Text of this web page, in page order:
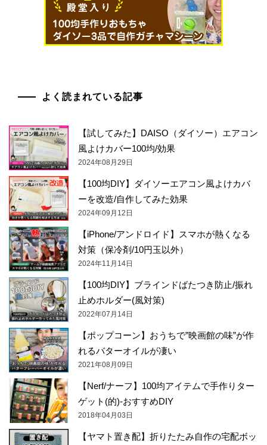
よく読まれている記事
【試してみた】DAISO（ダイソー）エアコン
風よけカバー100均/効果
2024年08月29日
【100均DIY】ダイソーエアコン風よけカバ
ーを改造/自作してみた効果
2024年09月12日
【iPhone/アンドロイド】スマホが熱くなる
対策（保冷剤/10円玉以外）
2024年11月14日
【100均DIY】ブラインドばたつき防止/振れ
止めホルダー(風対策)
2022年07月14日
【ポップコーン】おうちで”映画館の味”が作
れるバターオイルが凄い
2021年08月09日
【Nerf/ナーフ】100均アイテムで手作りター
ゲット(的)-おすすめDIY
2018年04月03日
【ヤマト置き配】折りたたみ自作の宅配ボッ